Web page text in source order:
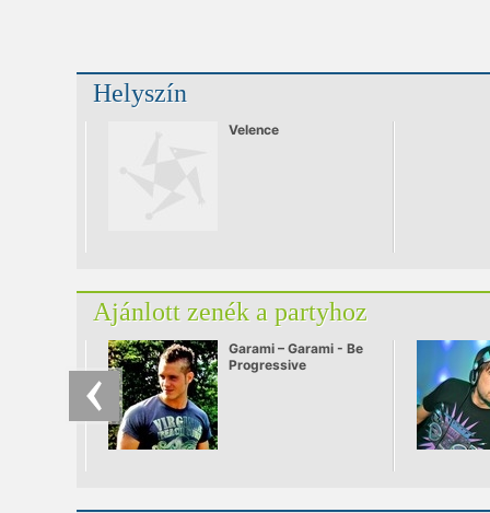
Helyszín
Velence
Ajánlott zenék a partyhoz
Garami – Garami - Be
Progressive